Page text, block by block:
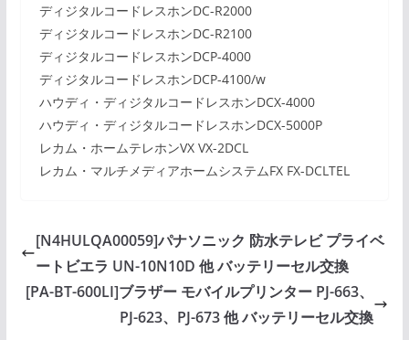
ディジタルコードレスホンDC-R2000
ディジタルコードレスホンDC-R2100
ディジタルコードレスホンDCP-4000
ディジタルコードレスホンDCP-4100/w
ハウディ・ディジタルコードレスホンDCX-4000
ハウディ・ディジタルコードレスホンDCX-5000P
レカム・ホームテレホンVX VX-2DCL
レカム・マルチメディアホームシステムFX FX-DCLTEL
[N4HULQA00059]パナソニック 防水テレビ プライベ
ートビエラ UN-10N10D 他 バッテリーセル交換
[PA-BT-600LI]ブラザー モバイルプリンター PJ-663、
PJ-623、PJ-673 他 バッテリーセル交換